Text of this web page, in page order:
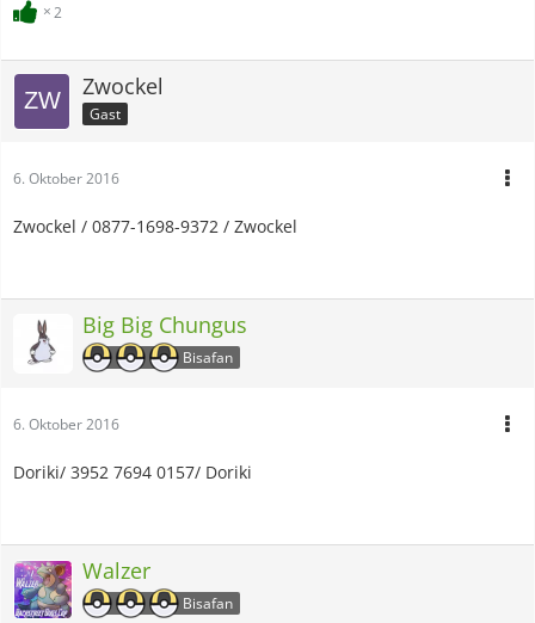
2
Zwockel
Gast
6. Oktober 2016
Zwockel / 0877-1698-9372 / Zwockel
Big Big Chungus
Bisafan
6. Oktober 2016
Doriki/ 3952 7694 0157/ Doriki
Walzer
Bisafan